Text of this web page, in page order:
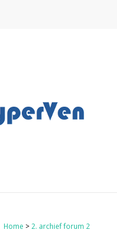
Home > 2. archief forum 2